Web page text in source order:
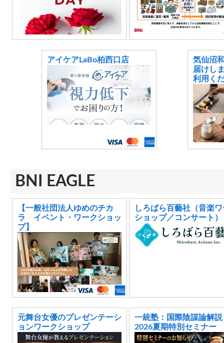
アイケアLaBo柏西口店
気仙沼
届けし
利用く
BNI EAGLE
【一般社団法人ゆめのチカ
ラ イベント・ワークショッ
プ】
しろばら百藝社（音楽
ショップ／コンサート）
元舞台女優のプレゼンテーシ
ョンワークショップ
一統塾：国際陰謀論解説
2026夏期特別セミナー